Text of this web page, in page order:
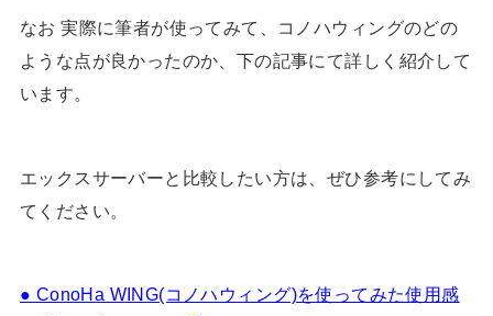
なお 実際に筆者が使ってみて、コノハウィングのどの
ような点が良かったのか、下の記事にて詳しく紹介して
います。
エックスサーバーと比較したい方は、ぜひ参考にしてみ
てください。
● ConoHa WING(コノハウィング)を使ってみた使用感